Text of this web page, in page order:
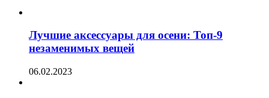
Лучшие аксессуары для осени: Топ-9
незаменимых вещей
06.02.2023